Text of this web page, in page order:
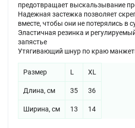
предотвращает выскальзывание
Надежная застежка позволяет
вместе, чтобы они не потерялись в
Эластичная резинка и
запястье
Утягивающий шнур по краю
Размер L XL
Длина, см 35 36
Ширина, см 13 14